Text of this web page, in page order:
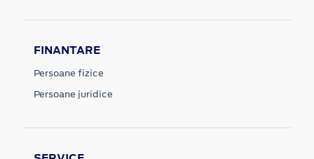
FINANTARE
Persoane fizice
Persoane juridice